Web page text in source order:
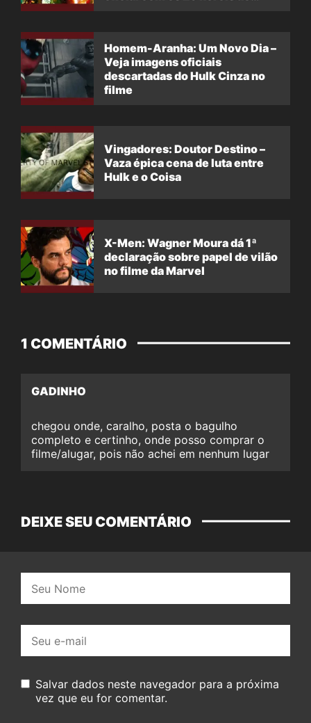
Homem-Aranha: Um Novo Dia –
Veja imagens oficiais
descartadas do Hulk Cinza no
filme
Vingadores: Doutor Destino –
Vaza épica cena de luta entre
Hulk e o Coisa
X-Men: Wagner Moura dá 1ª
declaração sobre papel de vilão
no filme da Marvel
1 COMENTÁRIO
GADINHO
chegou onde, caralho, posta o bagulho
completo e certinho, onde posso comprar o
filme/alugar, pois não achei em nenhum lugar
DEIXE SEU COMENTÁRIO
mail:
Salvar dados neste navegador para a próxima
vez que eu for comentar.